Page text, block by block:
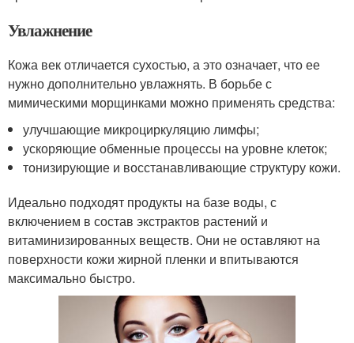
Увлажнение
Кожа век отличается сухостью, а это означает, что ее
нужно дополнительно увлажнять. В борьбе с
мимическими морщинками можно применять средства:
улучшающие микроциркуляцию лимфы;
ускоряющие обменные процессы на уровне клеток;
тонизирующие и восстанавливающие структуру кожи.
Идеально подходят продукты на базе воды, с
включением в состав экстрактов растений и
витаминизированных веществ. Они не оставляют на
поверхности кожи жирной пленки и впитываются
максимально быстро.